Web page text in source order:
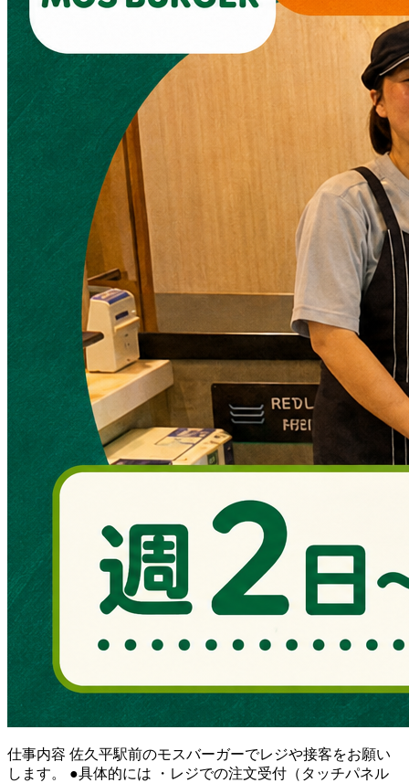
仕事内容 佐久平駅前のモスバーガーでレジや接客をお願い
します。 ●具体的には ・レジでの注文受付（タッチパネル